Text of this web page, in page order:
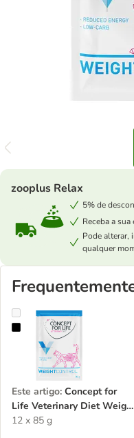
zooplus Relax
5% de
Receba a
Pode alterar,
qualquer
Concept for Life
Este artigo: Concept for
Life Veterinary Diet Weight
Control em saquetas para
12 x 85 g